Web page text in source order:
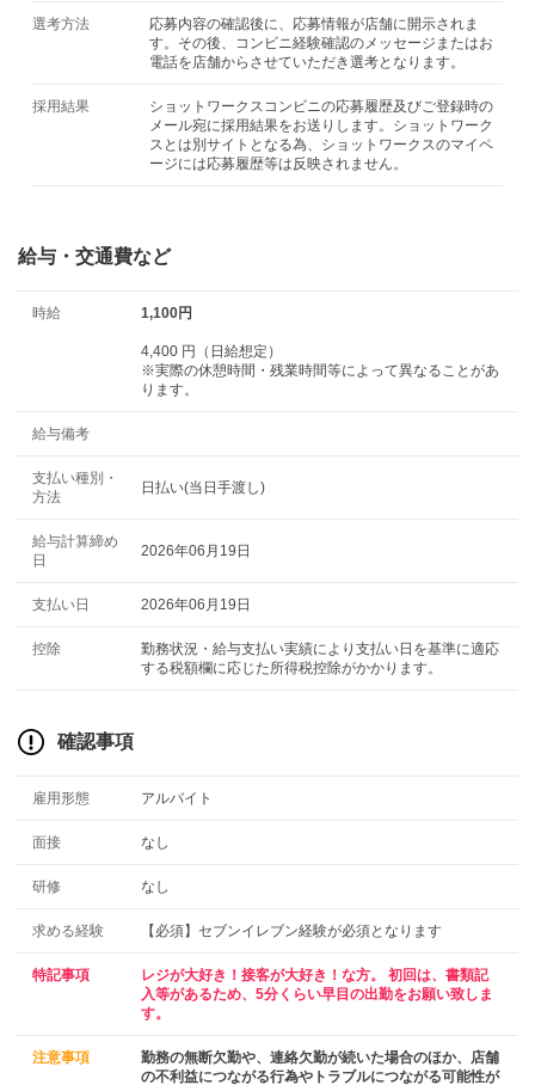
選考方法
応募内容の確認後に、応募情報が店舗に開示されま
す。その後、コンビニ経験確認のメッセージまたはお
電話を店舗からさせていただき選考となります。
採用結果
ショットワークスコンビニの応募履歴及びご登録時の
メール宛に採用結果をお送りします。ショットワーク
スとは別サイトとなる為、ショットワークスのマイペ
ージには応募履歴等は反映されません。
給与・交通費など
時給 1,100円
4,400 円（日給想定）
※実際の休憩時間・残業時間等によって異なることがあ
ります。
給与備考
支払い種別・
方法
日払い(当日手渡し)
給与計算締め
日
2026年06月19日
支払い日 2026年06月19日
控除
勤務状況・給与支払い実績により支払い日を基準に適応
する税額欄に応じた所得税控除がかかります。
確認事項
雇用形態 アルバイト
面接 なし
研修 なし
求める経験 【必須】セブンイレブン経験が必須となります
特記事項
レジが大好き！接客が大好き！な方。 初回は、書類記
入等があるため、5分くらい早目の出勤をお願い致しま
す。
注意事項
勤務の無断欠勤や、連絡欠勤が続いた場合のほか、店舗
の不利益につながる行為やトラブルにつながる可能性が